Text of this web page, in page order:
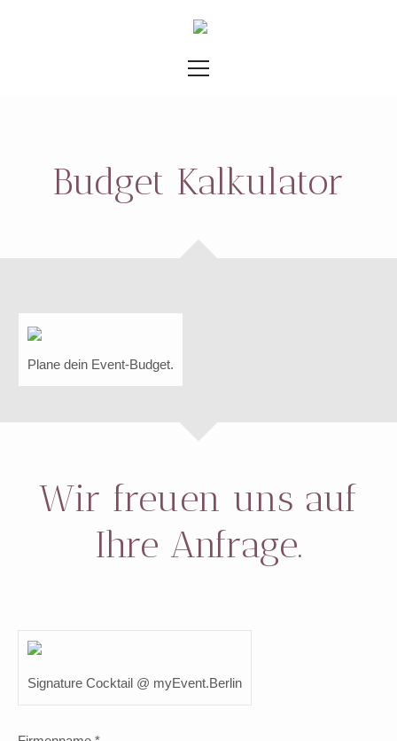
Budget Kalkulator
Plane dein Event-Budget.
Wir freuen uns auf
Ihre Anfrage.
Signature Cocktail @ myEvent.Berlin